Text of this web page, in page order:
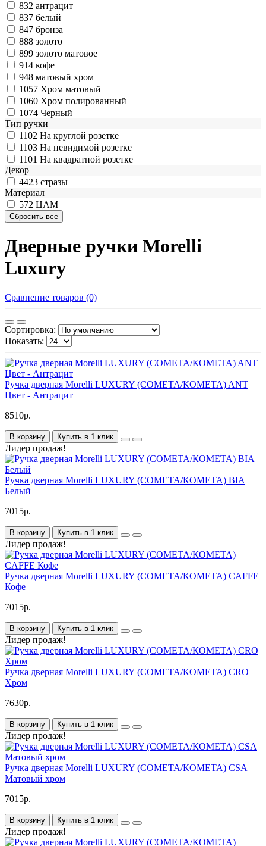
832 антрацит
837 белый
847 бронза
888 золото
899 золото матовое
914 кофе
948 матовый хром
1057 Хром матовый
1060 Хром полированный
1074 Черный
Тип ручки
1102 На круглой розетке
1103 На невидимой розетке
1101 На квадратной розетке
Декор
4423 стразы
Материал
572 ЦАМ
Дверные ручки Morelli
Luxury
Сравнение товаров (0)
Сортировка:
Показать:
Ручка дверная Morelli LUXURY (COMETA/КОМЕТА) ANT
Цвет - Антрацит
8510р.
В корзину Купить в 1 клик
Лидер продаж!
Ручка дверная Morelli LUXURY (COMETA/КОМЕТА) BIA
Белый
7015р.
В корзину Купить в 1 клик
Лидер продаж!
Ручка дверная Morelli LUXURY (COMETA/КОМЕТА) CAFFE
Кофе
7015р.
В корзину Купить в 1 клик
Лидер продаж!
Ручка дверная Morelli LUXURY (COMETA/КОМЕТА) CRO
Хром
7630р.
В корзину Купить в 1 клик
Лидер продаж!
Ручка дверная Morelli LUXURY (COMETA/КОМЕТА) CSA
Матовый хром
7015р.
В корзину Купить в 1 клик
Лидер продаж!